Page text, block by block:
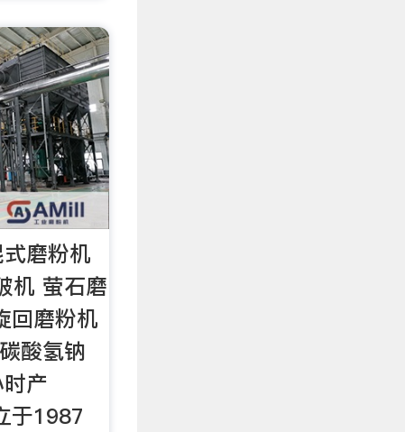
磨粉机
机 萤石磨
回磨粉机
酸氢钠
产
于1987